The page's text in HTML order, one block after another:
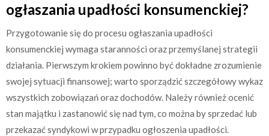
ogłaszania upadłości konsumenckiej?
Przygotowanie się do procesu ogłaszania upadłości
konsumenckiej wymaga staranności oraz przemyślanej strategii
działania. Pierwszym krokiem powinno być dokładne zrozumienie
swojej sytuacji finansowej; warto sporządzić szczegółowy wykaz
wszystkich zobowiązań oraz dochodów. Należy również ocenić
stan majątku i zastanowić się nad tym, co można by sprzedać lub
przekazać syndykowi w przypadku ogłoszenia upadłości.